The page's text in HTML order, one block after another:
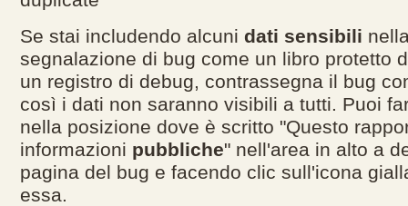
Se stai includendo alcuni dati sensibili
segnalazione di bug come un libro protetto
un registro di debug, contrassegna il bug
così i dati non saranno visibili a tutti. Puoi
nella posizione dove è scritto "Questo
informazioni pubbliche" nell'area in alto a
pagina del bug e facendo clic sull'icona
essa.